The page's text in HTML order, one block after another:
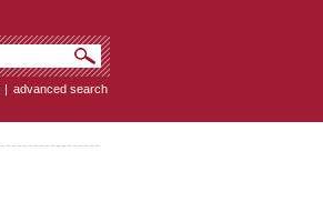
| advanced search